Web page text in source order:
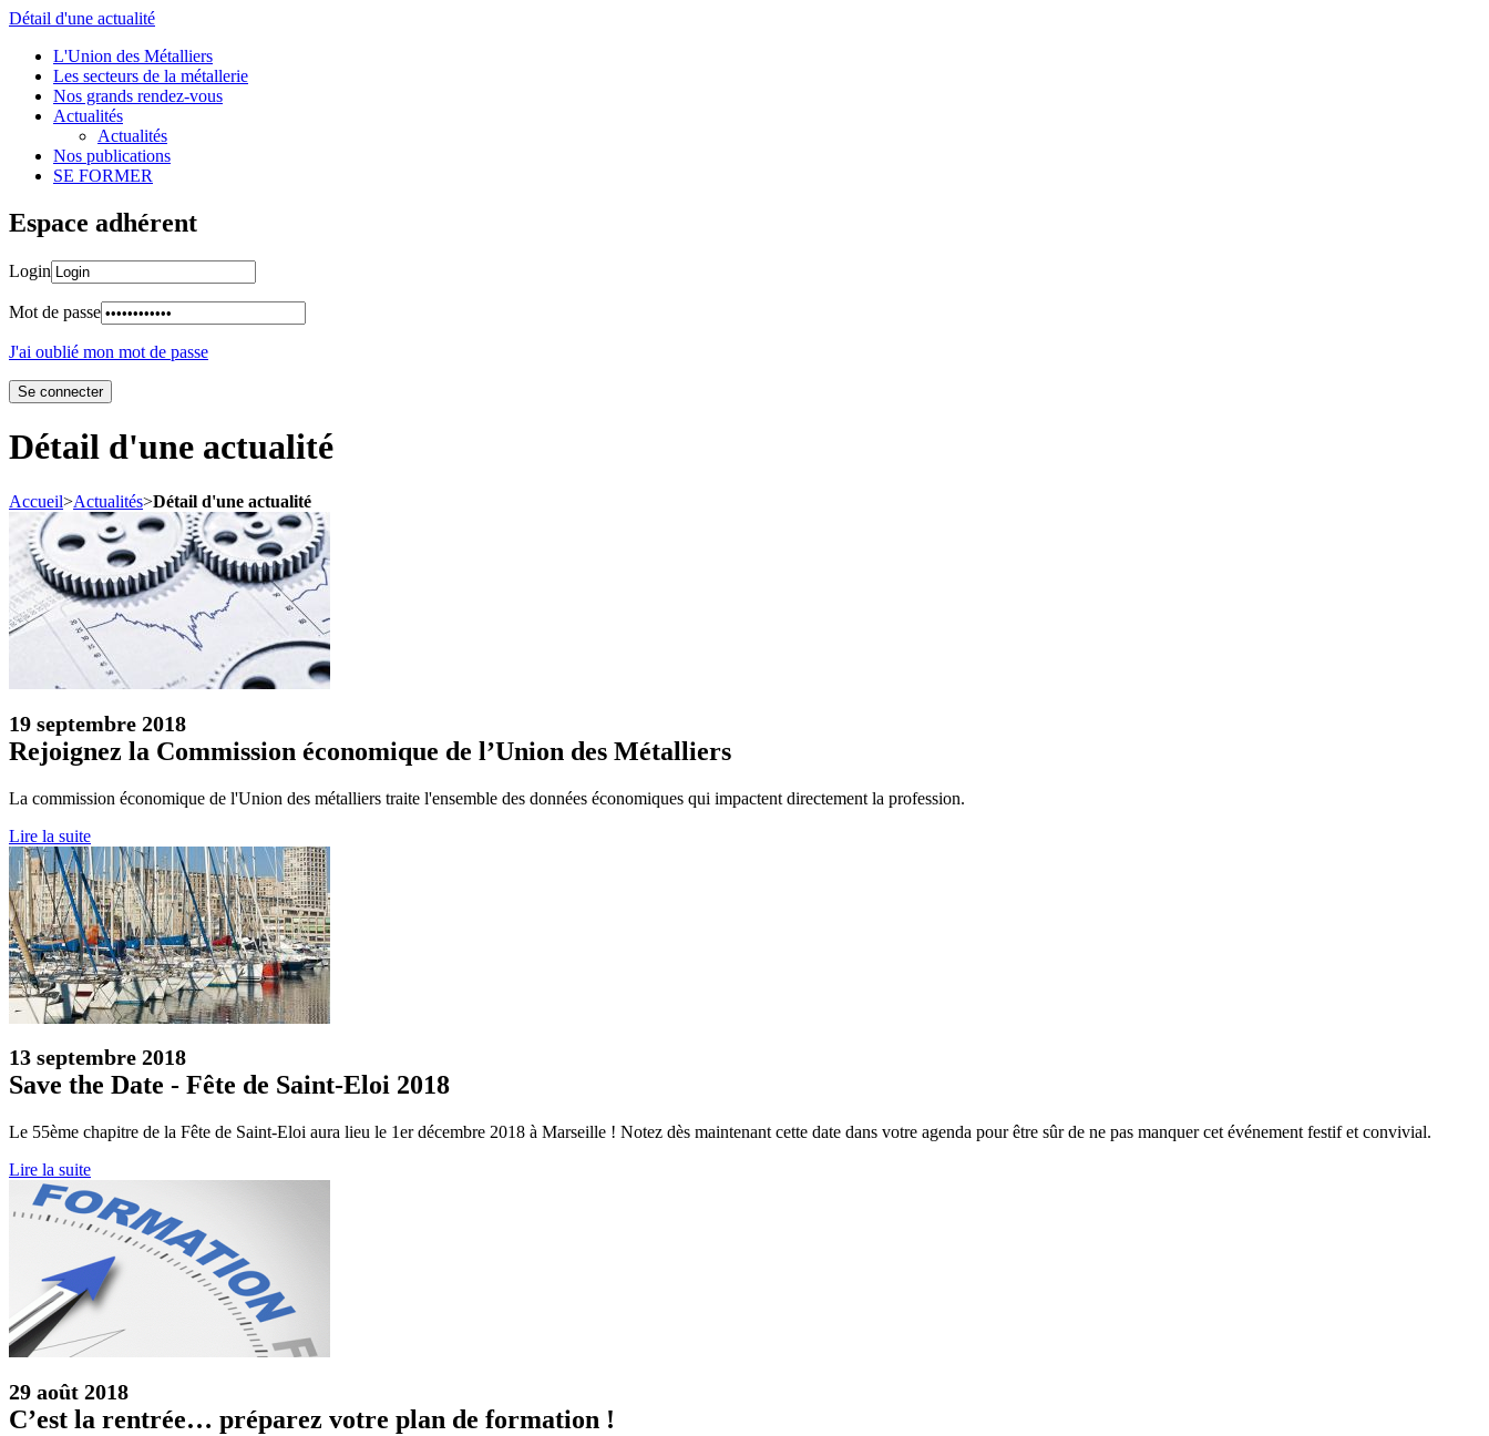
Détail d'une actualité
L'Union des Métalliers
Les secteurs de la métallerie
Nos grands rendez-vous
Actualités
Actualités
Nos publications
SE FORMER
Espace adhérent
Login
Mot de passe
J'ai oublié mon mot de passe
Détail d'une actualité
Accueil>Actualités>Détail d'une actualité
19 septembre 2018
Rejoignez la Commission économique de l’Union des Métalliers
La commission économique de l'Union des métalliers traite l'ensemble des données économiques qui impactent directement la profession.
Lire la suite
13 septembre 2018
Save the Date - Fête de Saint-Eloi 2018
Le 55ème chapitre de la Fête de Saint-Eloi aura lieu le 1er décembre 2018 à Marseille ! Notez dès maintenant cette date dans votre agenda pour être sûr de ne pas manquer cet événement festif et convivial.
Lire la suite
29 août 2018
C’est la rentrée… préparez votre plan de formation !